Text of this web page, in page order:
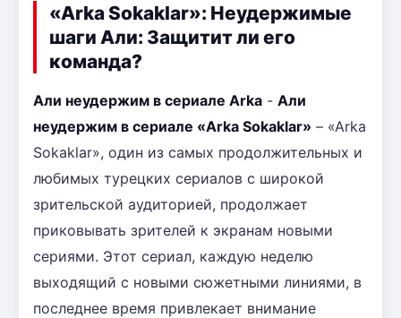
«Arka Sokaklar»: Неудержимые
шаги Али: Защитит ли его
команда?
Али неудержим в сериале Arka - Али
неудержим в сериале «Arka Sokaklar» – «Arka
Sokaklar», один из самых продолжительных и
любимых турецких сериалов с широкой
зрительской аудиторией, продолжает
приковывать зрителей к экранам новыми
сериями. Этот сериал, каждую неделю
выходящий с новыми сюжетными линиями, в
последнее время привлекает внимание